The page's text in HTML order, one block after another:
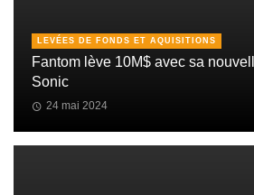
LEVÉES DE FONDS ET AQUISITIONS
Fantom lève 10M$ avec sa
Sonic
24 mai 2024